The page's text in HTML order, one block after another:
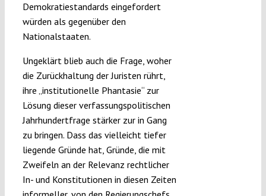
Demokratiestandards eingefordert
würden als gegenüber den
Nationalstaaten.
Ungeklärt blieb auch die Frage, woher
die Zurückhaltung der Juristen rührt,
ihre „institutionelle Phantasie“ zur
Lösung dieser verfassungspolitischen
Jahrhundertfrage stärker zur in Gang
zu bringen. Dass das vielleicht tiefer
liegende Gründe hat, Gründe, die mit
Zweifeln an der Relevanz rechtlicher
In- und Konstitutionen in diesen Zeiten